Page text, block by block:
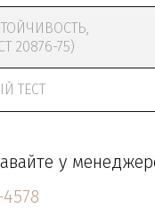
20876-75)
ТЕСТ
у